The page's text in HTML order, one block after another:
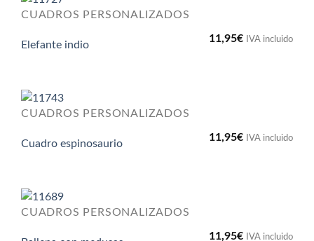
CUADROS PERSONALIZADOS
Elefante indio
11,95€ IVA incluido
CUADROS PERSONALIZADOS
Cuadro espinosaurio
11,95€ IVA incluido
CUADROS PERSONALIZADOS
11,95€ IVA incluido